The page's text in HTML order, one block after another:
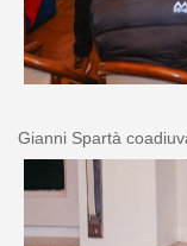
Gianni Spartà